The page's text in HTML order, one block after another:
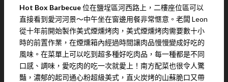
Hot Box Barbecue位在鹽埕區河西路上，二樓座位區可以
直接看到愛河河景～中午坐在窗邊用餐非常愜意。老闆 Leon
從十年前開始製作美式煙燻烤肉，美式煙燻烤肉需要數十小
時的前置作業，在煙燻箱內經過時間讓肉品慢慢變成好吃的
風味。在菜單上可以吃到超多種好吃肉品，每一種都是不同
口感、調味，愛吃肉的吃一次就愛上！南方配菜也很令人驚
豔，濃郁的起司通心粉超級美式，直火炭烤的山蘇脆口又帶